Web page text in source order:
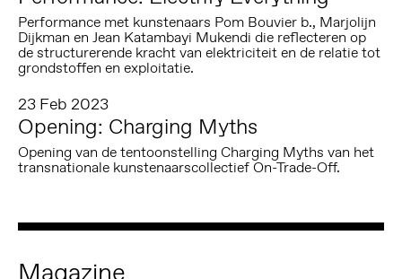
Performance met kunstenaars Pom Bouvier b., Marjolijn
Dijkman en Jean Katambayi Mukendi die reflecteren op
de structurerende kracht van elektriciteit en de relatie tot
grondstoffen en exploitatie.
23 Feb 2023
Opening: Charging Myths
Opening van de tentoonstelling Charging Myths van het
transnationale kunstenaarscollectief On-Trade-Off.
Magazine